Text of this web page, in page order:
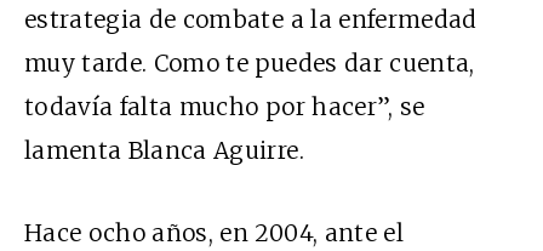
estrategia de combate a la enfermedad
muy tarde. Como te puedes dar cuenta,
todavía falta mucho por hacer”, se
lamenta Blanca Aguirre.
Hace ocho años, en 2004, ante el